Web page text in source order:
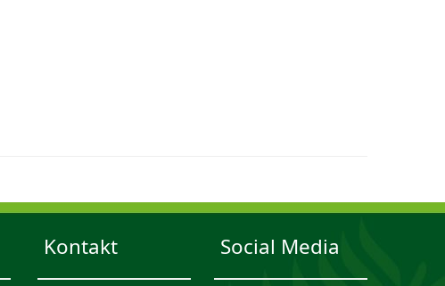
Kontakt Social Media